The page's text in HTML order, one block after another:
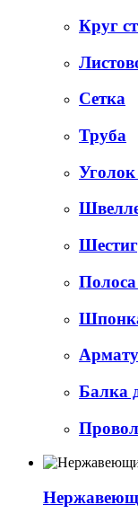
Круг
Сетка
Труба
Уголок
Полоса
Балка